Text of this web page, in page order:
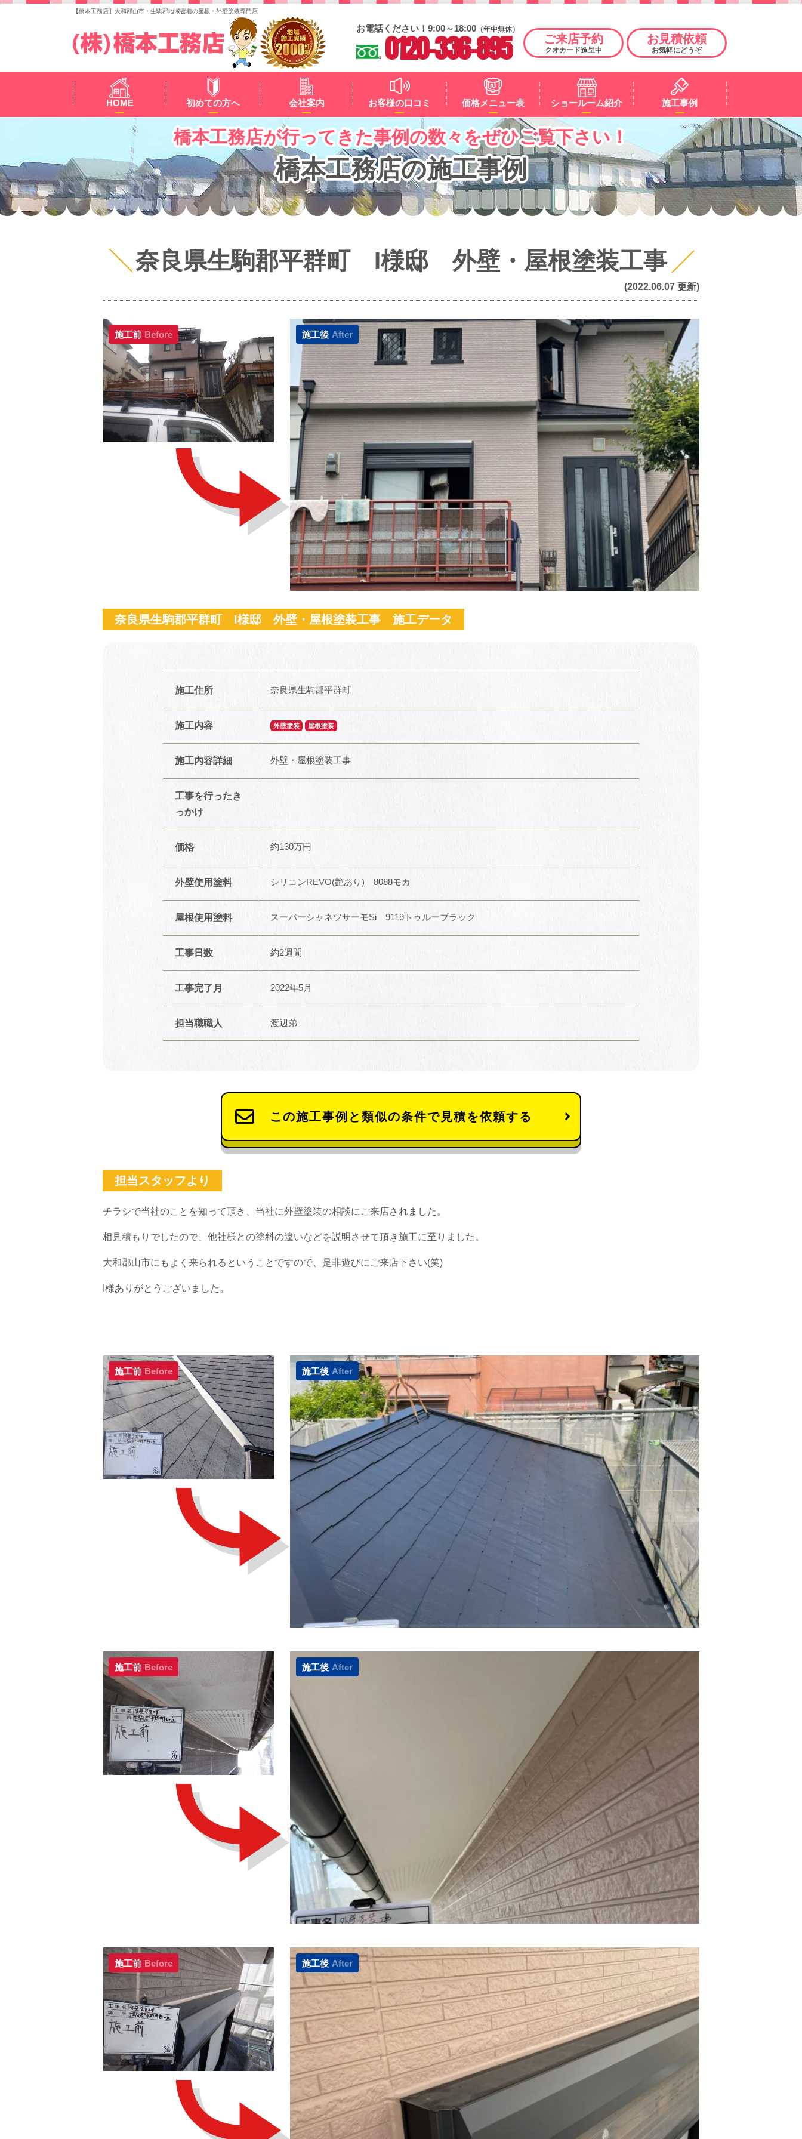
【橋本工務店】大和郡山市・生駒郡地域密着の屋根・外壁塗装専門店
お電話ください！9:00～18:00 （年中無休）
0120-336-895 ご来店予約
クオカード進呈中
お見積依頼
お気軽にどうぞ
HOME 初めての方へ 会社案内 お客様の口コミ 価格メニュー表 ショールーム紹介 施工事例
橋本工務店が行ってきた事例の数々をぜひご覧下さい！
橋本工務店の施工事例
奈良県生駒郡平群町 I様邸 外壁・屋根塗装工事
(2022.06.07 更新)
施工後 After
施工前 Before
奈良県生駒郡平群町 I様邸 外壁・屋根塗装工事 施工データ
施工住所 奈良県生駒郡平群町
施工内容 外壁塗装 屋根塗装
施工内容詳細 外壁・屋根塗装工事
工事を行ったき
っかけ
価格 約130万円
外壁使用塗料 シリコンREVO(艶あり) 8088モカ
屋根使用塗料 スーパーシャネツサーモSi 9119トゥルーブラック
工事日数 約2週間
工事完了月 2022年5月
担当職職人 渡辺弟
この施工事例と類似の条件で見積を依頼する
担当スタッフより
チラシで当社のことを知って頂き、当社に外壁塗装の相談にご来店されました。
相見積もりでしたので、他社様との塗料の違いなどを説明させて頂き施工に至りました。
大和郡山市にもよく来られるということですので、是非遊びにご来店下さい(笑)
I様ありがとうございました。
施工前 Before 施工後 After
施工前 Before 施工後 After
施工前 Before 施工後 After